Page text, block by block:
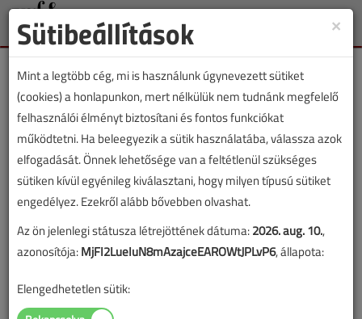
Toggle
VGF&HKL lapszámvásárlás
2024. decemberi lapszám vásárlása
A lapszám megvásárlásával korlátlan hozzáférést kap a
lapszámot. A sikeres online elektronikus fizetést követően
azonnal aktiválódik a hozzáférés a lapszámhoz. A
×
Sütibeállítások
Mint a legtöbb cég, mi is használunk úgynevezett sütiket
(cookies) a honlapunkon, mert nélkülük nem tudnánk megfelelő
felhasználói élményt biztosítani és fontos funkciókat
működtetni. Ha beleegyezik a sütik használatába, válassza azok
elfogadását. Önnek lehetősége van a feltétlenül szükséges
sütiken kívül egyénileg kiválasztani, hogy milyen típusú sütiket
engedélyez. Ezekről alább bővebben olvashat.
Az ön jelenlegi státusza létrejöttének dátuma:2026. aug. 10.,
azonosítója:MjFI2LueIuN8mAzajceEAROWtJPLvP6, állapota:
Elengedhetetlen sütik: